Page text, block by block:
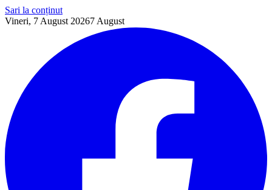
Sari la conținut
Vineri, 7 August 20267 August